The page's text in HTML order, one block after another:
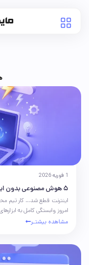
1 فوریه 2026
جدول مقایسه
اینترنت قطع شد… کار تیم
امروز وابستگی کامل به
مشاهده بیشتـر